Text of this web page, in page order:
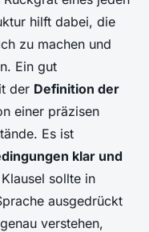
hilft dabei, die
zu machen und
Ein gut
der Definition der
einer präzisen
Es ist
klar und
sollte in
ausgedrückt
verstehen,